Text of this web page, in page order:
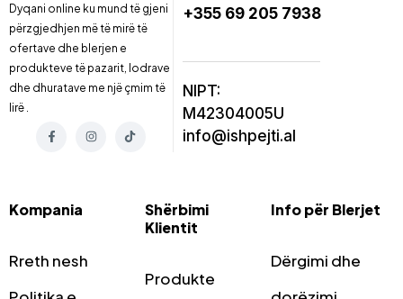
Dyqani online ku mund të gjeni
përzgjedhjen më të mirë të
ofertave dhe blerjen e
produkteve të pazarit, lodrave
dhe dhuratave me një çmim të
lirë .
+355 69 205 7938
NIPT:
M42304005U
info@ishpejti.al
Kompania
Rreth nesh
Shërbimi
Klientit
Produkte
Info për Blerjet
Dërgimi dhe